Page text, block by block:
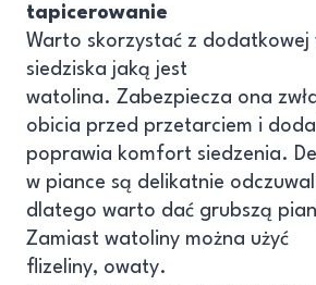
tapicerowanie
Warto skorzystać z dodatkowej
siedziska jaką jest
watolina. Zabezpiecza ona
obicia przed przetarciem i
poprawia komfort siedzenia.
w piance są delikatnie
dlatego warto dać grubszą
Zamiast watoliny można użyć
flizeliny, owaty.